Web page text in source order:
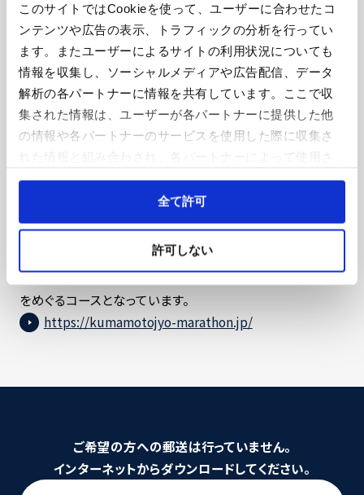
このサイトではCookieを使って、ユーザーに合わせたコ
ンテンツや広告の表示、トラフィックの分析を行ってい
ます。またユーザーによるサイトの利用状況についても
情報を収集し、ソーシャルメディアや広告配信、データ
解析の各パートナーに情報を共有しています。ここで収
集された情報は、ユーザーが各パートナーに提供した他
の情報や各パートナーのサービスを使用した際に収集さ
れることがあります。
Cookieを許可しない場合、ウェブサイト上のすべての機
能やコンテンツに完全にアクセスできなくなる可能性が
全て許可
許可しない
神戸マラソンの大会テーマは「感謝と友情」。地震の被災地
域で開催されるマラソン大会と交流し、マラソンを通じて阪
神・淡路大震災からの復興・復旧へ感謝する想い、震災の経
験と教訓を全国へ広く発信しています。
熊本城マラソン
熊本城マラソンは2012年から熊本市で開催されており、熊
本市の中心部から南西部を経て、国の特別史跡に指定され
ている「熊本城」をフィニッシュとする熊本の歴史や街並み
をめぐるコースとなっています。
https://kumamotojyo-marathon.jp/
ご希望の方への郵送は行っていません。
インターネットからダウンロードしてください。